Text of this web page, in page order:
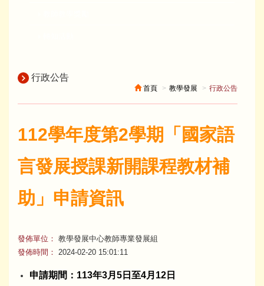
行政公告
首頁 教學發展 行政公告
112學年度第2學期「國家語
言發展授課新開課程教材補
助」申請資訊
發佈單位： 教學發展中心教師專業發展組
發佈時間：
2024-02-20 15:01:11
申請期間：113年3月5日至4月12日